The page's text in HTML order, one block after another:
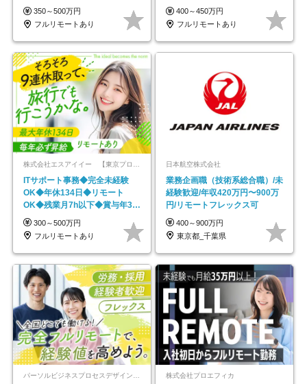
以上
350～500万円
フルリモートあり
し*育児中社員8割以上
400～450万円
フルリモートあり
ITサポート事務◆完全未経験
OK◆年休134日◆リモート
OK◆残業月7h以下◆賞与年3回
◆5年目まで必ず昇給
300～500万円
フルリモートあり
日本航空株式会社
業務企画職（技術系総合職）/未
経験歓迎/年収420万円〜900万
円/リモートフレックス可
400～900万円
東京都_千葉県
パーソルビジネスプロセスデザイン株式会社 事業開発本部 株式会社プロエフィカ